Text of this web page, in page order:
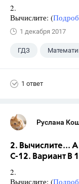
2.
Вычислите: (
1 декабря 2017
ГДЗ
1 ответ
Руслана
2. Вычислите...
С-12. Вариант В 1
2.
Вычислите: (